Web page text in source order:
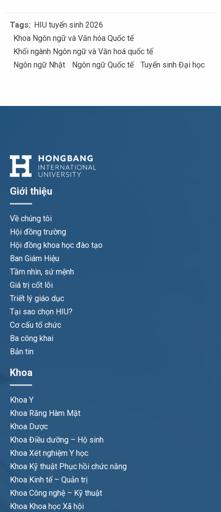
Tags: HIU tuyển sinh 2026
Khoa Ngôn ngữ và Văn hóa Quốc tế
Khối ngành Ngôn ngữ và Văn hoá quốc tế
Ngôn ngữ Nhật
Ngôn ngữ Quốc tế Tuyển sinh Đại học
Giới thiệu
Về chúng tôi
Hội đồng trường
Hội đồng khoa học đào tạo
Ban Giám Hiệu
Tầm nhìn, sứ mệnh
Giá trị cốt lõi
Triết lý giáo dục
Tại sao chọn HIU?
Cơ cấu tổ chức
Ba công khai
Bản tin
Khoa
Khoa Y
Khoa Răng Hàm Mặt
Khoa Dược
Khoa Điều dưỡng – Hộ sinh
Khoa Xét nghiệm Y học
Khoa Kỹ thuật Phục hồi chức năng
Khoa Kinh tế – Quản trị
Khoa Công nghệ – Kỹ thuật
Khoa Khoa học Xã hội